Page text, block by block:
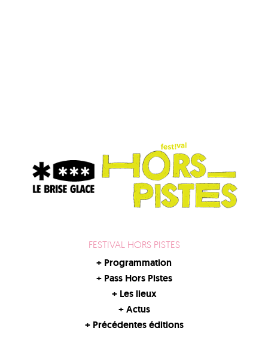
FESTIVAL HORS PISTES
+ Programmation
+ Pass Hors Pistes
+ Les lieux
+Actus
+ Précédentes éditions